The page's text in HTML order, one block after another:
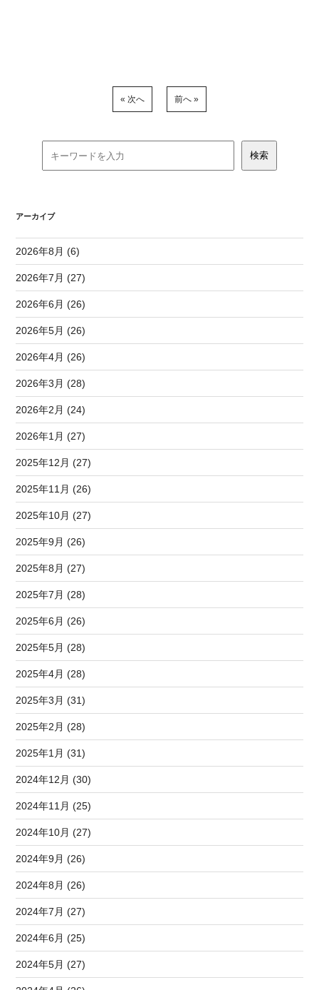
« 次へ 前へ »
アーカイブ
2026年8月 (6)
2026年7月 (27)
2026年6月 (26)
2026年5月 (26)
2026年4月 (26)
2026年3月 (28)
2026年2月 (24)
2026年1月 (27)
2025年12月 (27)
2025年11月 (26)
2025年10月 (27)
2025年9月 (26)
2025年8月 (27)
2025年7月 (28)
2025年6月 (26)
2025年5月 (28)
2025年4月 (28)
2025年3月 (31)
2025年2月 (28)
2025年1月 (31)
2024年12月 (30)
2024年11月 (25)
2024年10月 (27)
2024年9月 (26)
2024年8月 (26)
2024年7月 (27)
2024年6月 (25)
2024年5月 (27)